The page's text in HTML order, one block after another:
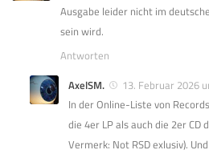
Ausgabe leider nicht im
sein wird.
Antworten
AxelSM.
13. Februar 2026
In der Online-Liste von
die 4er LP als auch die 2er CD
Vermerk: Not RSD exlusiv).